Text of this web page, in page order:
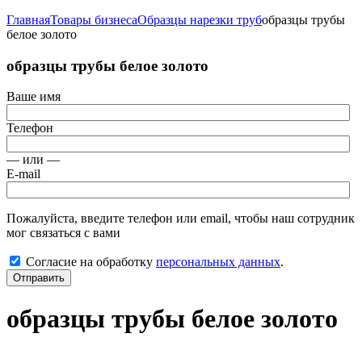
ГлавнаяТовары бизнесаОбразцы нарезки трубобразцы трубы
белое золото
образцы трубы белое золото
Ваше имя
Телефон
— или —
E-mail
Пожалуйста, введите телефон или email, чтобы наш сотрудник
мог связаться с вами
Согласие на обработку персональных данных.
Отправить
образцы трубы белое золото